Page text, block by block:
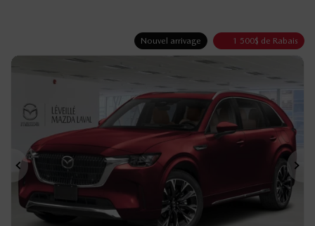
Nouvel arrivage 1 500$ de Rabais
Précédent